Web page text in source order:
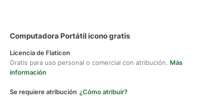
Computadora Portátil icono gratis
Licencia de Flaticon
Gratis para uso personal o comercial con atribución. Más
información
Se requiere atribución ¿Cómo atribuir?